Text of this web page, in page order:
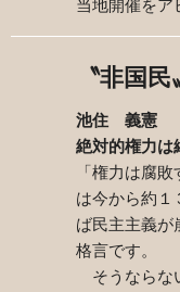
当地開催を
〝非国
池住 義憲
絶対的権力は
「権力は腐
は今から約１
ば民主主義が
格言です。
そうならな